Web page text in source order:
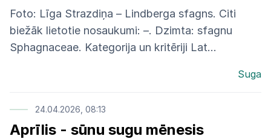
Foto: Līga Strazdiņa – Lindberga sfagns. Citi
biežāk lietotie nosaukumi: –. Dzimta: sfagnu
Sphagnaceae. Kategorija un kritēriji Lat...
Suga
24.04.2026, 08:13
Aprīlis - sūnu sugu mēnesis